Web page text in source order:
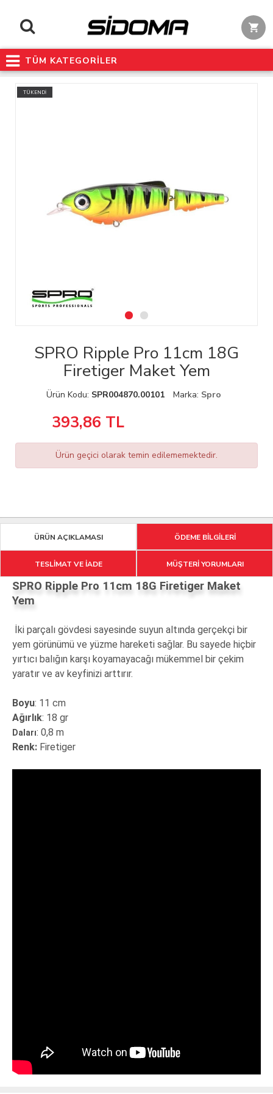
TÜM KATEGORİLER
TÜKENDİ
SPRO Ripple Pro 11cm 18G
Firetiger Maket Yem
Ürün Kodu: SPR004870.00101 Marka: Spro
393,86 TL
Ürün geçici olarak temin edilememektedir.
ÜRÜN AÇIKLAMASI ÖDEME BİLGİLERİ
TESLİMAT VE İADE MÜŞTERİ YORUMLARI
SPRO Ripple Pro 11cm 18G Firetiger Maket
Yem
İki parçalı gövdesi sayesinde suyun altında gerçekçi bir
yem görünümü ve yüzme hareketi sağlar. Bu sayede hiçbir
yırtıcı balığın karşı koyamayacağı mükemmel bir çekim
yaratır ve av keyfinizi arttırır.
Boyu: 11 cm
Ağırlık: 18 gr
Daları: 0,8 m
Renk: Firetiger